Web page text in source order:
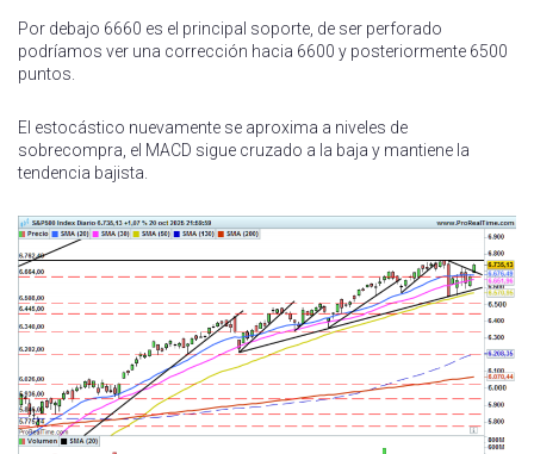
Por debajo 6660 es el principal soporte, de ser perforado
podríamos ver una corrección hacia 6600 y posteriormente 6500
puntos.
El estocástico nuevamente se aproxima a niveles de
sobrecompra, el MACD sigue cruzado a la baja y mantiene la
tendencia bajista.